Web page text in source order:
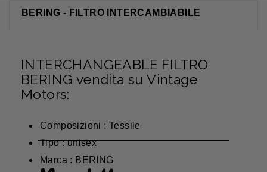
BERING - FILTRO INTERCAMBIABILE
INTERCHANGEABLE FILTRO
BERING vendita su Vintage
Motors:
Composizioni : Tessile
Tipo : unisex
Marca : BERING